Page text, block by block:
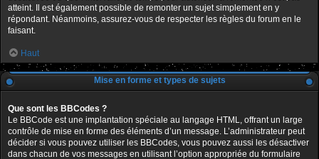
atteint. Il est également possible de remonter un sujet simplement en y
répondant. Néanmoins, assurez-vous de respecter les règles du forum en le
faisant.
Haut
Mise en forme et types de sujets
Que sont les BBCodes ?
Le BBCode est une implantation spéciale au langage HTML, offrant un large
contrôle de mise en forme des éléments d’un message. L’administrateur peut
décider si vous pouvez utiliser les BBCodes, vous pouvez aussi les désactiver
dans chacun de vos messages en utilisant l’option appropriée du formulaire